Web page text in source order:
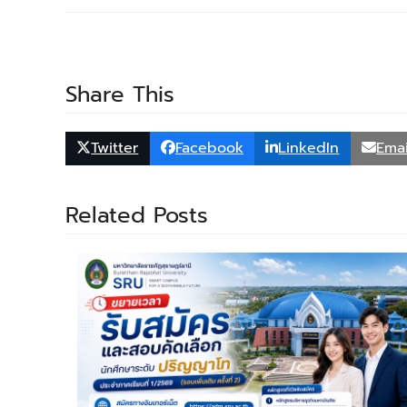
Share This
Twitter Facebook LinkedIn
Related Posts